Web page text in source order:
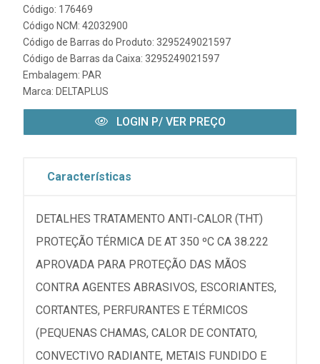
Código: 176469
Código NCM: 42032900
Código de Barras do Produto: 3295249021597
Código de Barras da Caixa: 3295249021597
Embalagem: PAR
Marca: DELTAPLUS
LOGIN P/ VER PREÇO
Características
DETALHES TRATAMENTO ANTI-CALOR (THT)
PROTEÇÃO TÉRMICA DE AT 350 ºC CA 38.222
APROVADA PARA PROTEÇÃO DAS MÃOS
CONTRA AGENTES ABRASIVOS, ESCORIANTES,
CORTANTES, PERFURANTES E TÉRMICOS
(PEQUENAS CHAMAS, CALOR DE CONTATO,
CONVECTIVO RADIANTE, METAIS FUNDIDO E